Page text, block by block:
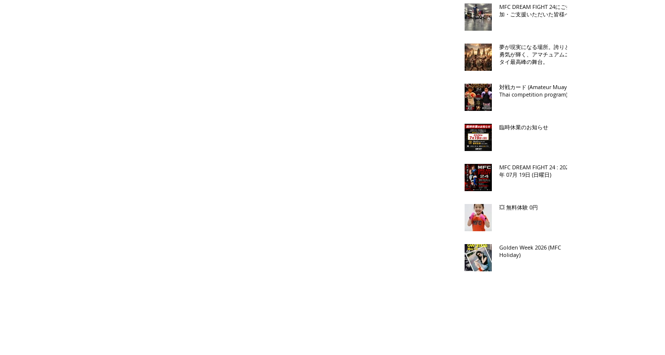
MFC DREAM FIGHT 24にご参
加・ご支援いただいた皆様へ
夢が現実になる場所。誇りと
勇気が輝く、アマチュアムエ
タイ最高峰の舞台。
対戦カード (Amateur Muay
Thai competition program)
臨時休業のお知らせ
MFC DREAM FIGHT 24 : 2026
年 07月 19日 (日曜日)
💥 無料体験 0円
Golden Week 2026 (MFC
Holiday)